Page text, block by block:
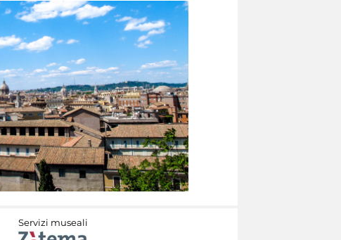
Servizi museali